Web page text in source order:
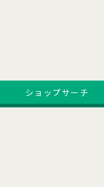
ショップサーチ